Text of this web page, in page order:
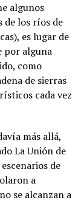
algunos
de los ríos de
es lugar de
por alguna
como
de sierras
cada vez
más allá,
La Unión de
de
a
se alcanzan a